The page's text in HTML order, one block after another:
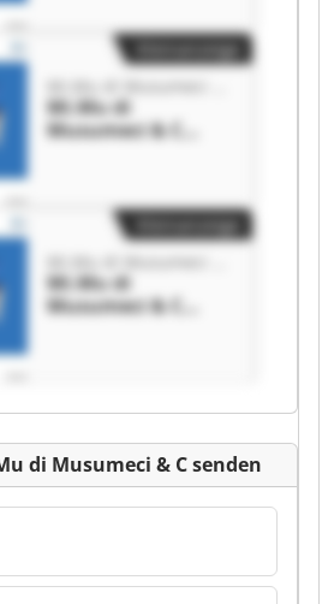
Mi.Mu di
Musumeci & C
Kleinanzeige
Mi.Mu di
Musumeci & C
Kleinanzeige
di Musumeci & C senden